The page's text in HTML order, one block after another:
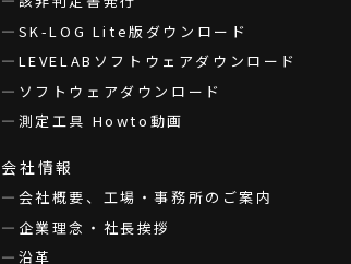
SK-LOG Lite版ダウンロード
LEVELABソフトウェアダウンロード
ソフトウェアダウンロード
測定工具 Howto動画
会社情報
会社概要、工場・事務所のご案内
企業理念・社長挨拶
沿革